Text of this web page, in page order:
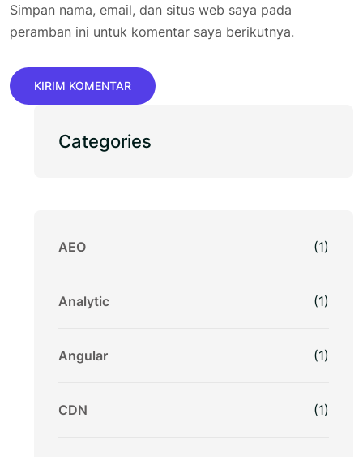
Simpan nama, email, dan situs web saya pada
peramban ini untuk komentar saya berikutnya.
Categories
AEO (1)
Analytic (1)
Angular (1)
CDN (1)